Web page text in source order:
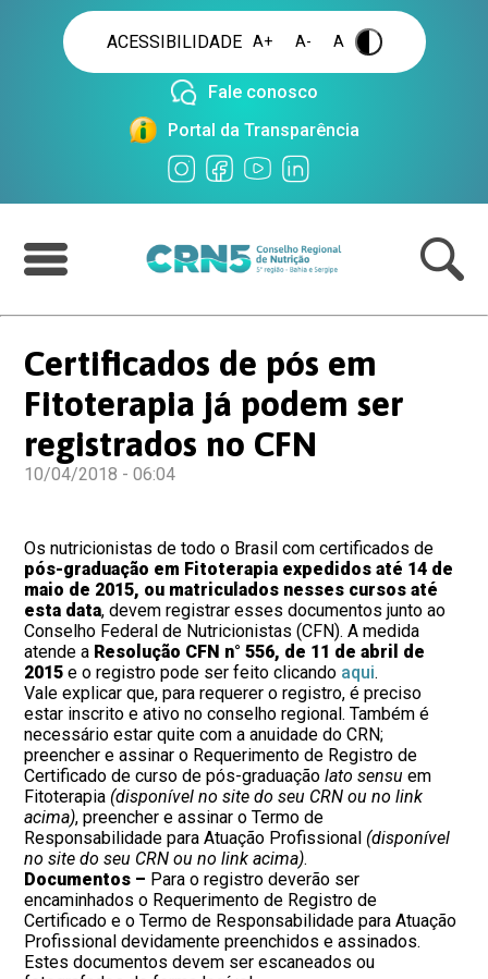
ACESSIBILIDADE A+ A- A .
Fale conosco
Portal da Transparência
Certificados de pós em
Fitoterapia já podem ser
registrados no CFN
10/04/2018 - 06:04
Os nutricionistas de todo o Brasil com certificados de
pós-graduação em Fitoterapia expedidos até 14 de
maio de 2015, ou matriculados nesses cursos até
esta data, devem registrar esses documentos junto ao
Conselho Federal de Nutricionistas (CFN). A medida
atende a Resolução CFN n° 556, de 11 de abril de
2015e o registro pode ser feito clicando aqui.
Vale explicar que, para requerer o registro, é preciso
estar inscrito e ativo no conselho regional. Também é
necessário estar quite com a anuidade do CRN;
preencher e assinar o Requerimento de Registro de
Certificado de curso de pós-graduação lato sensu em
Fitoterapia (disponível no site do seu CRN ou no link
acima), preencher e assinar o Termo de
Responsabilidade para Atuação Profissional (disponível
no site do seu CRN ou no link acima).
Documentos – Para o registro deverão ser
encaminhados o Requerimento de Registro de
Certificado e o Termo de Responsabilidade para Atuação
Profissional devidamente preenchidos e assinados.
Estes documentos devem ser escaneados ou